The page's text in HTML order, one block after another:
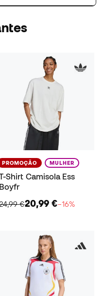
PROMOÇÃO MULHER
Shirt Camisola Ess
Boyfr
€20,99 €−16%